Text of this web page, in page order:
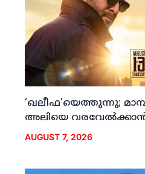
‘ഖലീഫ’യെത്തുന്നു;
അലിയെ വരവേല്‍ക്കാന്‍
AUGUST 7, 2026